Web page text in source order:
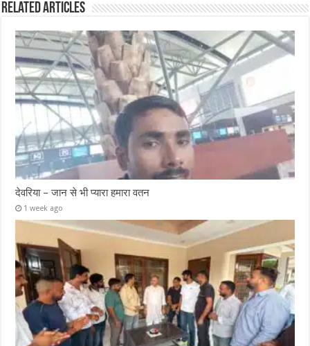
Related Articles
देवरिया – जान से भी प्यारा हमारा वतन
1 week ago